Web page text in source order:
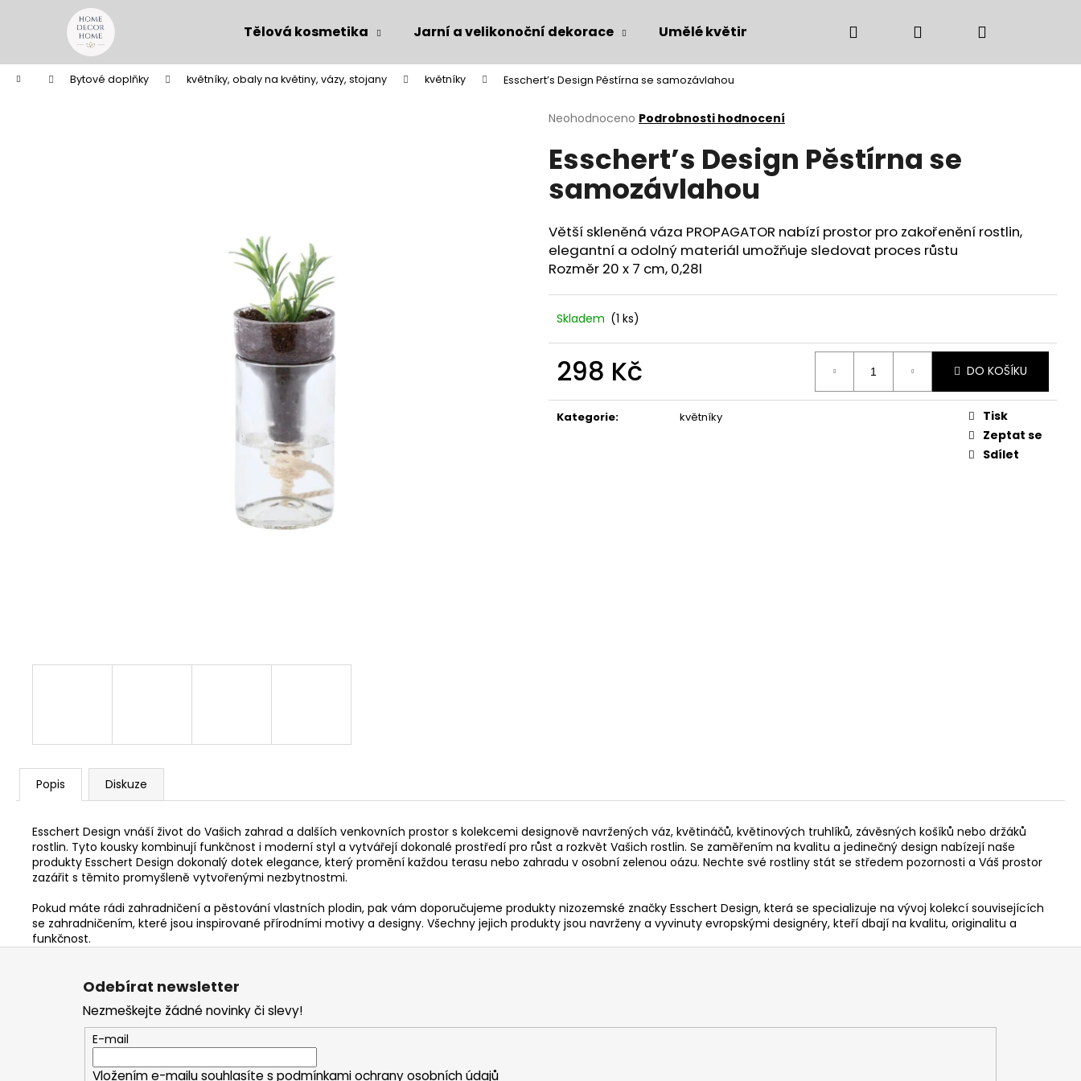
Tělová kosmetika Jarní a velikonoční dekorace Umělé květiny Bytové doplňky Podzimní
Přihlášení
Domů Bytové doplňky květníky, obaly na květiny, vázy, stojany květníky Esschert’s Design Pěstírna se samozávlahou
Průměrné
produktu
je
z
hvězdiček.
Neohodnoceno Podrobnosti hodnocení
Esschert’s Design Pěstírna se
samozávlahou
Větší skleněná váza PROPAGATOR nabízí prostor pro zakořenění rostlin,
elegantní a odolný materiál umožňuje sledovat proces růstu
Rozměr 20 x 7 cm, 0,28l
Skladem (1 ks)
298 Kč
cena:
DO KOŠÍKU
Kategorie: květníky
Tisk
Zeptat se
Sdílet
Popis Diskuze
Esschert Design vnáší život do Vašich zahrad a dalších venkovních prostor s kolekcemi designově navržených váz, květináčů, květinových truhlíků, závěsných košíků nebo držáků
rostlin. Tyto kousky kombinují funkčnost i moderní styl a vytvářejí dokonalé prostředí pro růst a rozkvět Vašich rostlin. Se zaměřením na kvalitu a jedinečný design nabízejí naše
produkty Esschert Design dokonalý dotek elegance, který promění každou terasu nebo zahradu v osobní zelenou oázu. Nechte své rostliny stát se středem pozornosti a Váš prostor
zazářit s těmito promyšleně vytvořenými nezbytnostmi.
Pokud máte rádi zahradničení a pěstování vlastních plodin, pak vám doporučujeme produkty nizozemské značky Esschert Design, která se specializuje na vývoj kolekcí souvisejících
se zahradničením, které jsou inspirované přírodními motivy a designy. Všechny jejich produkty jsou navrženy a vyvinuty evropskými designéry, kteří dbají na kvalitu, originalitu a
funkčnost.
í
Zpět
do
obchodu
Zpět
do
obchodu
Co potřebujete najít?
HLEDAT
STABILIZOVANÁ KVĚTINA, VĚČNÁ RŮŽE STABILIZOVANÁ KVĚTINA, VĚČNÁ RŮŽE STABILIZOVANÁ KVĚTINA, VĚČNÁ RŮŽE
ANDĚL
398 Kč
Z
Odebírat newsletter
Nezmeškejte žádné novinky či slevy!
E-mail
Vložením e-mailu souhlasíte s podmínkami ochrany osobních údajů